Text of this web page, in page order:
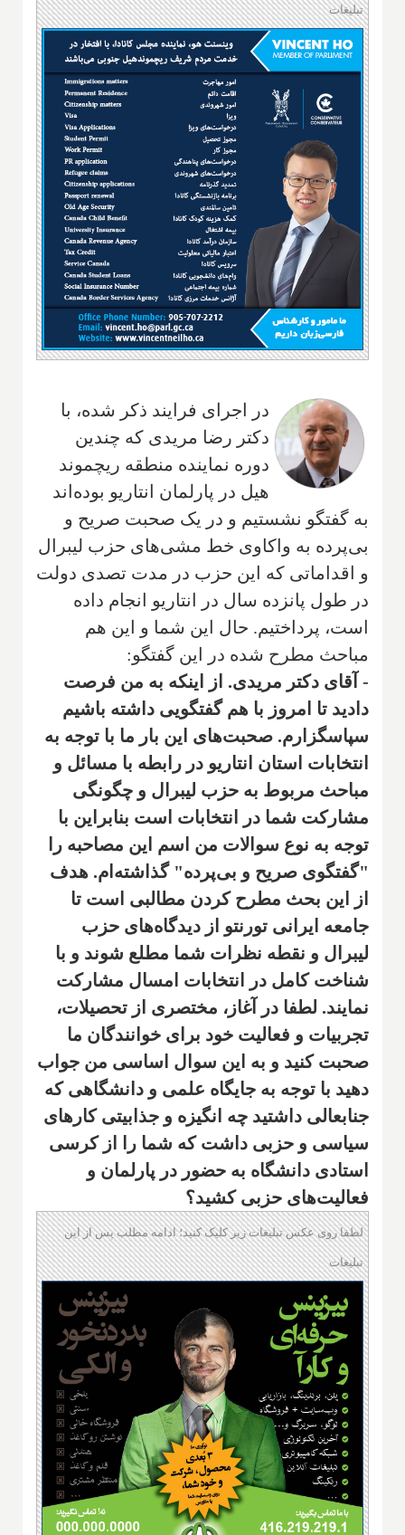
تبلیغات
در اجرای فرایند ذکر شده، با
دکتر رضا مریدی که چندین
دوره نماینده منطقه ریچموند
هیل در پارلمان انتاریو بوده‌اند
به گفتگو نشستیم و در یک صحبت صریح و
بی‌پرده به واکاوی خط مشی‌های حزب لیبرال
و اقداماتی که این حزب در مدت تصدی دولت
در طول پانزده سال در انتاریو انجام داده
است، پرداختیم. حال این شما و این هم
مباحث مطرح شده در این گفتگو:
- آقای دکتر مریدی. از اینکه به من فرصت
دادید تا امروز با هم گفتگویی داشته باشیم
سپاسگزارم. صحبت‌های این بار ما با توجه به
انتخابات استان انتاریو در رابطه با مسائل و
مباحث مربوط به حزب لیبرال و چگونگی
مشارکت شما در انتخابات است بنابراین با
توجه به نوع سوالات من اسم این مصاحبه را
"گفتگوی صریح و بی‌پرده" گذاشته‌ام. هدف
از این بحث مطرح کردن مطالبی است تا
جامعه ایرانی تورنتو از دیدگاه‌های حزب
لیبرال و نقطه نظرات شما مطلع شوند و با
شناخت کامل در انتخابات امسال مشارکت
نمایند. لطفا در آغاز، مختصری از تحصیلات،
تجربیات و فعالیت خود برای خوانندگان ما
صحبت کنید و به این سوال اساسی من جواب
دهید با توجه به جایگاه علمی و دانشگاهی که
جنابعالی داشتید چه انگیزه و جذابیتی کارهای
سیاسی و حزبی داشت که شما را از کرسی
استادی دانشگاه به حضور در پارلمان و
فعالیت‌های حزبی کشید؟
لطفا روی عکس تبلیغات زیر کلیک کنید؛ ادامه مطلب پس از این
تبلیغات